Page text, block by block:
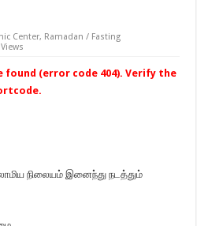
Center, Ramadan / Fasting
found (error code 404). Verify the
நிலையம் இனைந்து நடத்தும்